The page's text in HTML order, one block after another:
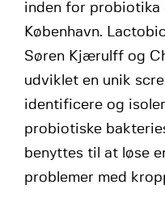
inden for probiotika
København.
Søren Kjærulff og
udviklet en unik
identificere og
probiotiske
benyttes til at løse
problemer med